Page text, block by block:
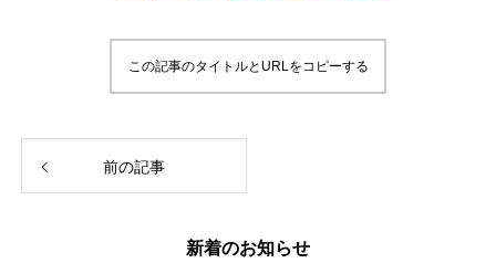
この記事のタイトルとURLをコピーする
前の記事
新着のお知らせ